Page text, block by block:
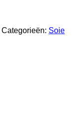
Categorieën: Soie